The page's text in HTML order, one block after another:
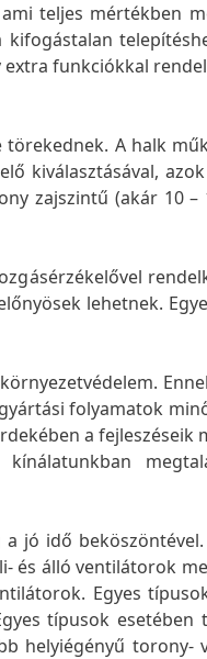
teljes mértékben
funkciókkal
A halk
kiválasztásával,
zajszintű (akár 10
lehetnek.
folyamatok
a fejleszéseik
jó idő
és álló ventilátorok
Egyes
típusok
helyiégényű torony-